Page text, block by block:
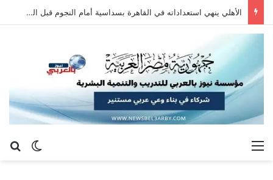
الأهلي ينهي استعداداته في القاهرة بسداسية أمام النجوم قبل السفر إلى إسبانيا
الوضع القائمة